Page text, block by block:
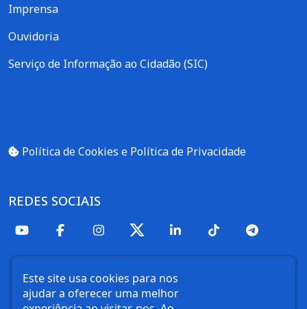
Imprensa
Ouvidoria
Serviço de Informação ao Cidadão (SIC)
Política de Cookies e Política de Privacidade
REDES SOCIAIS
Este site usa cookies para nos
ajudar a oferecer uma melhor